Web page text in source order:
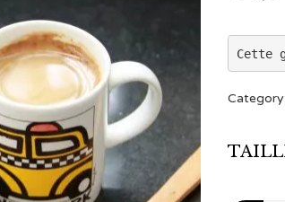
Cette
Category: